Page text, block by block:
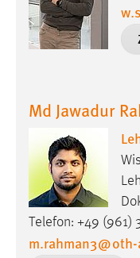
Md Jawadur
Telefon: +49 (961)
m.rahman3@